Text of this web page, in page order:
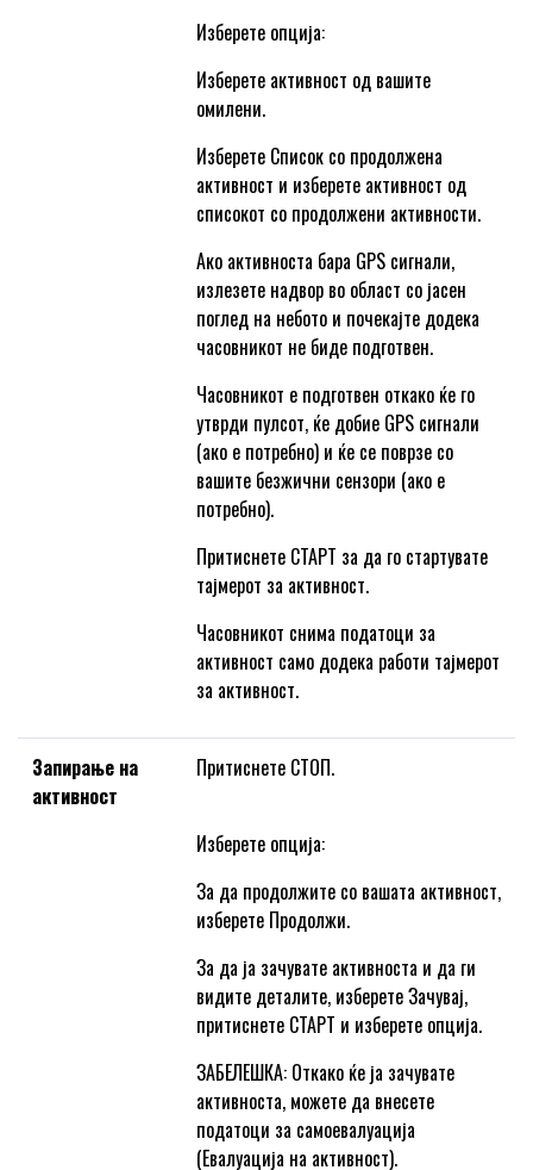
Изберете опција:
Изберете активност од вашите
омилени.
Изберете Список со продолжена
активност и изберете активност од
списокот со продолжени активности.
Ако активноста бара GPS сигнали,
излезете надвор во област со јасен
поглед на небото и почекајте додека
часовникот не биде подготвен.
Часовникот е подготвен откако ќе го
утврди пулсот, ќе добие GPS сигнали
(ако е потребно) и ќе се поврзе со
вашите безжични сензори (ако е
потребно).
Притиснете СТАРТ за да го стартувате
тајмерот за активност.
Часовникот снима податоци за
активност само додека работи тајмерот
за активност.
Запирање на
активност
Притиснете СТОП.
Изберете опција:
За да продолжите со вашата активност,
изберете Продолжи.
За да ја зачувате активноста и да ги
видите деталите, изберете Зачувај,
притиснете СТАРТ и изберете опција.
ЗАБЕЛЕШКА: Откако ќе ја зачувате
активноста, можете да внесете
податоци за самоевалуација
(Евалуација на активност).